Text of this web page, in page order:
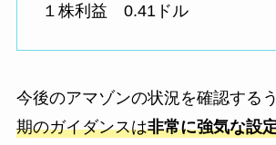
１株利益 0.41ドル
今後のアマゾンの状況を確認する
期のガイダンスは非常に強気な設